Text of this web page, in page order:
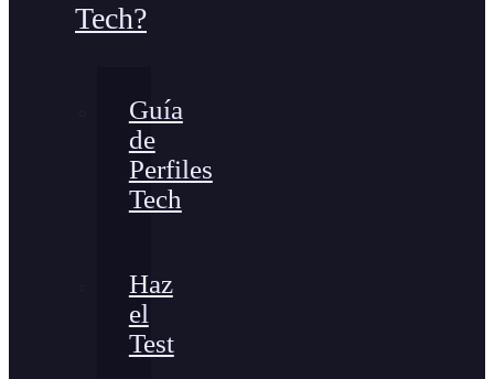
Tech?
Guía
de
Perfiles
Tech
Haz
el
Test